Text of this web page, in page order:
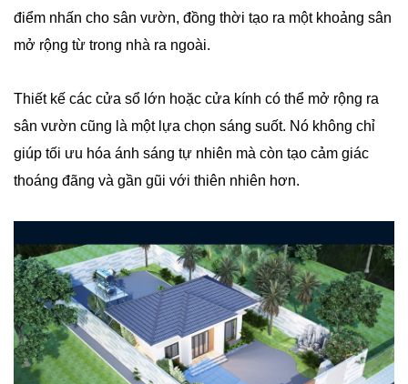
điểm nhấn cho sân vườn, đồng thời tạo ra một khoảng sân
mở rộng từ trong nhà ra ngoài.
Thiết kế các cửa sổ lớn hoặc cửa kính có thể mở rộng ra
sân vườn cũng là một lựa chọn sáng suốt. Nó không chỉ
giúp tối ưu hóa ánh sáng tự nhiên mà còn tạo cảm giác
thoáng đãng và gần gũi với thiên nhiên hơn.